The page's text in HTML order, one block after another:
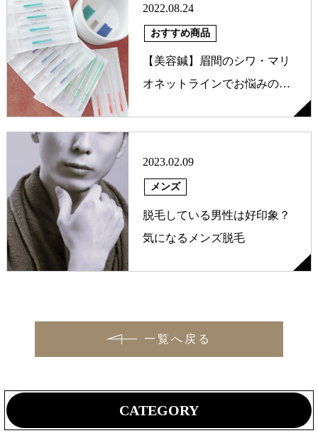
2022.08.24
おすすめ商品
【美容鍼】眉間のシワ・マリ
オネットラインでお悩みのお
2023.02.09
メンズ
脱毛している男性は好印象？
気になるメンズ脱毛
一覧へ戻る
CATEGORY